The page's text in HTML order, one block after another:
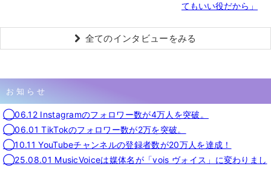
てもいい役だから」
全てのインタビューをみる
お知らせ
◯06.12 Instagramのフォロワー数が4万人を突破。
◯06.01 TikTokのフォロワー数が2万を突破。
◯10.11 YouTubeチャンネルの登録者数が20万人を達成！
◯25.08.01 MusicVoiceは媒体名が「vois ヴォイス」に変わりまし